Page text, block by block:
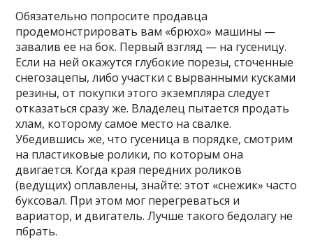
Обязательно попросите продавца
продемонстрировать вам «брюхо» машины —
завалив ее на бок. Первый взгляд — на гусеницу.
Если на ней окажутся глубокие порезы, сточенные
снегозацепы, либо участки с вырванными кусками
резины, от покупки этого экземпляра следует
отказаться сразу же. Владелец пытается продать
хлам, которому самое место на свалке.
Убедившись же, что гусеница в порядке, смотрим
на пластиковые ролики, по которым она
двигается. Когда края передних роликов
(ведущих) оплавлены, знайте: этот «снежик» часто
буксовал. При этом мог перегреваться и
вариатор, и двигатель. Лучше такого бедолагу не
пбрать.